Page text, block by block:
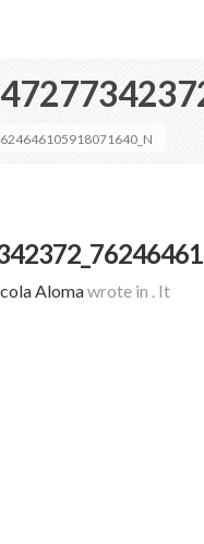
Alomawrote in . It